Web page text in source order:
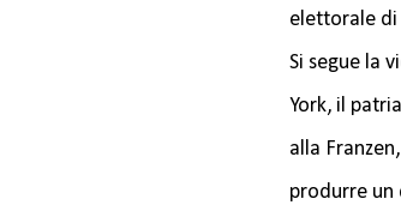
elettorale di
Si segue la
York, il
alla
produrre un